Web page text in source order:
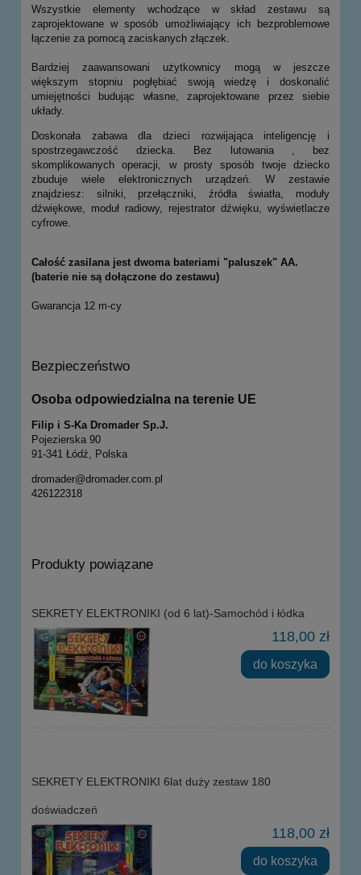
Wszystkie elementy wchodzące w skład zestawu są
zaprojektowane w sposób umożliwiający ich bezproblemowe
łączenie za pomocą zaciskanych złączek.
Bardziej zaawansowani użytkownicy mogą w jeszcze
większym stopniu pogłębiać swoją wiedzę i doskonalić
umiejętności budując własne, zaprojektowane przez siebie
układy.
Doskonała zabawa dla dzieci rozwijająca inteligencję i
spostrzegawczość dziecka. Bez lutowania , bez
skomplikowanych operacji, w prosty sposób twoje dziecko
zbuduje wiele elektronicznych urządzeń. W zestawie
znajdziesz: silniki, przełączniki, źródła światła, moduły
dźwiękowe, moduł radiowy, rejestrator dźwięku, wyświetlacze
cyfrowe.
Całość zasilana jest dwoma bateriami "paluszek" AA.
(baterie nie są dołączone do zestawu)
Gwarancja 12 m-cy
Bezpieczeństwo
Osoba odpowiedzialna na terenie UE
Filip i S-Ka Dromader Sp.J.
Pojezierska 90
91-341 Łódź, Polska
dromader@dromader.com.pl
426122318
Produkty powiązane
SEKRETY ELEKTRONIKI (od 6 lat)-Samochód i łódka
118,00 zł
do koszyka
SEKRETY ELEKTRONIKI 6lat duży zestaw 180
doświadczeń
118,00 zł
do koszyka